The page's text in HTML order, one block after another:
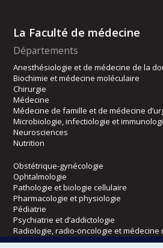
La Faculté de médecine
Départements
Anesthésiologie et de médecine de la
Biochimie et médecine moléculaire
Chirurgie
Médecine
Médecine de famille et de médecine
Microbiologie, infectiologie et
Neurosciences
Nutrition
Obstétrique-gynécologie
Ophtalmologie
Pathologie et biologie cellulaire
Pharmacologie et physiologie
Pédiatrie
Psychiatrie et d’addictologie
Radiologie, radio-oncologie et médecine